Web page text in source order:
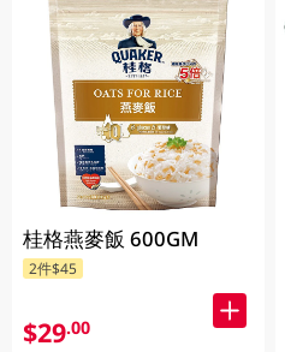
桂格燕麥飯 600GM
2件$45
$29.00